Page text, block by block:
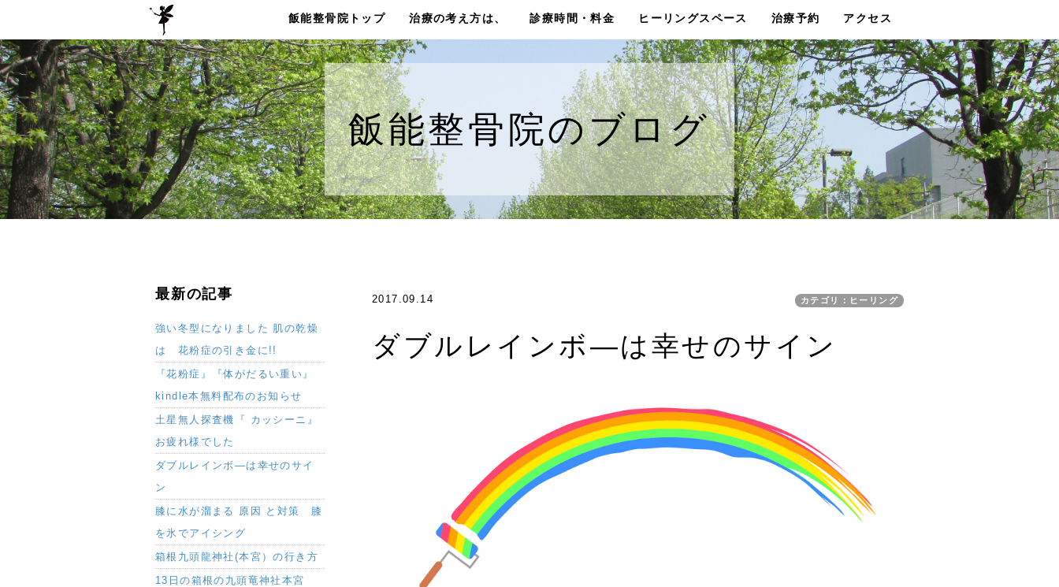
飯能整骨院トップ 治療の考え方は、 診療時間・料金 ヒーリングスペース 治療予約 アクセス
飯能整骨院のブログ
2017.09.14 カテゴリ：ヒーリング
ダブルレインボ―は幸せのサイン
最新の記事
強い冬型になりました 肌の乾燥
は 花粉症の引き金に!!
『花粉症』『体がだるい重い』
kindle本無料配布のお知らせ
土星無人探査機『 カッシーニ』
お疲れ様でした
ダブルレインボ―は幸せのサイ
ン
膝に水が溜まる 原因 と対策 膝
を氷でアイシング
箱根九頭龍神社(本宮）の行き方
13日の箱根の九頭竜神社本宮